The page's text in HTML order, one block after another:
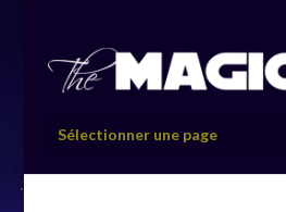
Sélectionner une page